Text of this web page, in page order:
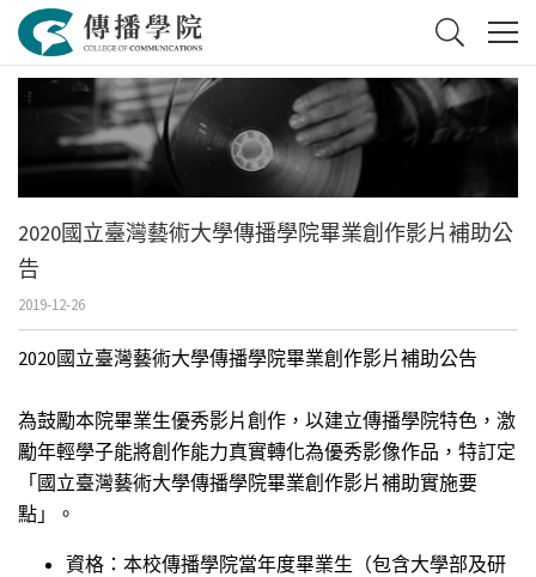
2020國立臺灣藝術大學傳播學院畢業創作影片補助公
告
2019-12-26
2020國立臺灣藝術大學傳播學院畢業創作影片補助公告
為鼓勵本院畢業生優秀影片創作，以建立傳播學院特色，激
勵年輕學子能將創作能力真實轉化為優秀影像作品，特訂定
「國立臺灣藝術大學傳播學院畢業創作影片補助實施要
點」。
資格：本校傳播學院當年度畢業生（包含大學部及研